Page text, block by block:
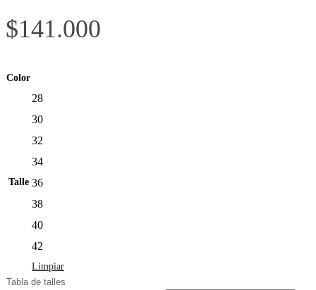
$141.000
Color
Talle
28
30
32
34
36
38
40
42
Limpiar
Tabla de talles